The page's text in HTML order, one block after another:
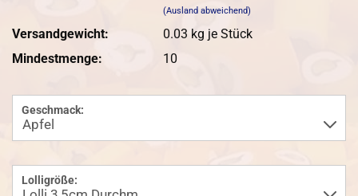
(Ausland abweichend)
Versandgewicht: 0.03 kg je Stück
Mindestmenge:
10
Geschmack:
Lolligröße: